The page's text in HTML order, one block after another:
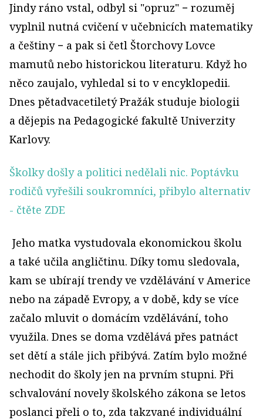
Jindy ráno vstal, odbyl si "opruz" − rozuměj
vyplnil nutná cvičení v učebnicích matematiky
a češtiny − a pak si četl Štorchovy Lovce
mamutů nebo historickou literaturu. Když ho
něco zaujalo, vyhledal si to v encyklopedii.
Dnes pětadvacetiletý Pražák studuje biologii
a dějepis na Pedagogické fakultě Univerzity
Karlovy.
Školky došly a politici nedělali nic. Poptávku
rodičů vyřešili soukromníci, přibylo alternativ
- čtěte ZDE
Jeho matka vystudovala ekonomickou školu
a také učila angličtinu. Díky tomu sledovala,
kam se ubírají trendy ve vzdělávání v Americe
nebo na západě Evropy, a v době, kdy se více
začalo mluvit o domácím vzdělávání, toho
využila. Dnes se doma vzdělává přes patnáct
set dětí a stále jich přibývá. Zatím bylo možné
nechodit do školy jen na prvním stupni. Při
schvalování novely školského zákona se letos
poslanci přeli o to, zda takzvané individuální